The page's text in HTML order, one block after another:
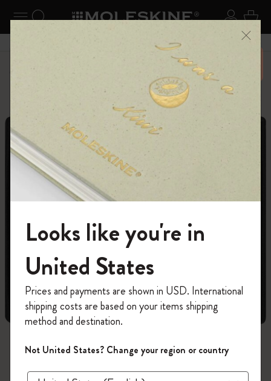
ナビゲーションの切替 ログ
検索 (キーワードなど) カ
6,500円以上のご購入で送料無料 メニ
ーを閉じる
パーソナライズサービス Letters and Symbols
モレスキンの世界へようこそ
「WELCOME10」を入力すると、初回注
文が10%オフ＋送料無料になります。セ
ール・アウトレット品は適用外。
Moleskineアカウントを作成して限定オフ
ァーや会員特典、さらに多くのインスピ
レーションを手に入れましょう。
Looks like you're in
United States
Prices and payments are shown in USD. International
shipping costs are based on your items shipping
method and destination.
Not United States? Change your region or country